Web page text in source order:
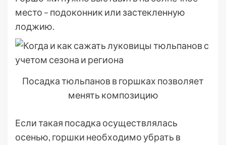
место – подоконник или застекленную
лоджию.
Посадка тюльпанов в горшках позволяет
менять композицию
Если такая посадка осуществлялась
осенью, горшки необходимо убрать в